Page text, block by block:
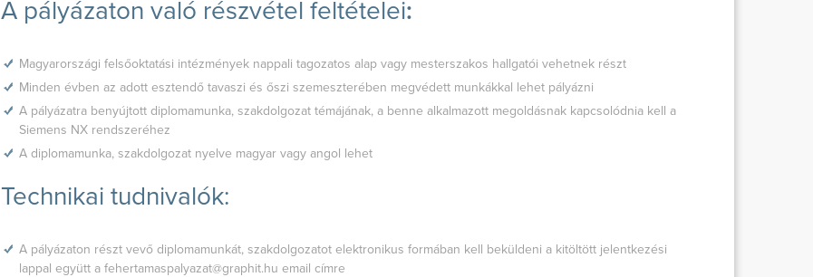
A pályázaton való részvétel feltételei:
Magyarországi felsőoktatási intézmények nappali tagozatos alap vagy mesterszakos hallgatói vehetnek részt
Minden évben az adott esztendő tavaszi és őszi szemeszterében megvédett munkákkal lehet pályázni
A pályázatra benyújtott diplomamunka, szakdolgozat témájának, a benne alkalmazott megoldásnak kapcsolódnia kell a
Siemens NX rendszeréhez
A diplomamunka, szakdolgozat nyelve magyar vagy angol lehet
Technikai tudnivalók:
A pályázaton részt vevő diplomamunkát, szakdolgozatot elektronikus formában kell beküldeni a kitöltött jelentkezési
lappal együtt a fehertamaspalyazat@graphit.hu email címre